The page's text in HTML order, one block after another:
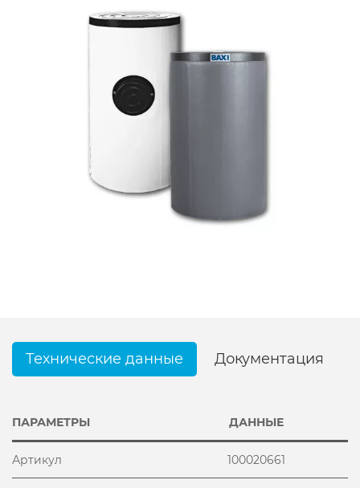
Технические данные Документация
ПАРАМЕТРЫ ДАННЫЕ
Артикул 100020661